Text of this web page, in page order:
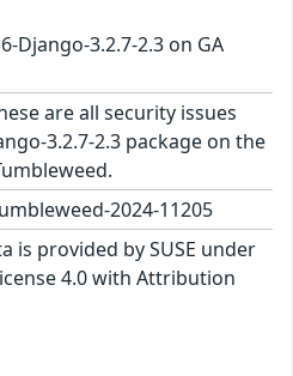
Django-3.2.7-2.3 on GA
are all security issues
3.2.7-2.3 package on the
2024-11205
is provided by SUSE under
4.0 with Attribution